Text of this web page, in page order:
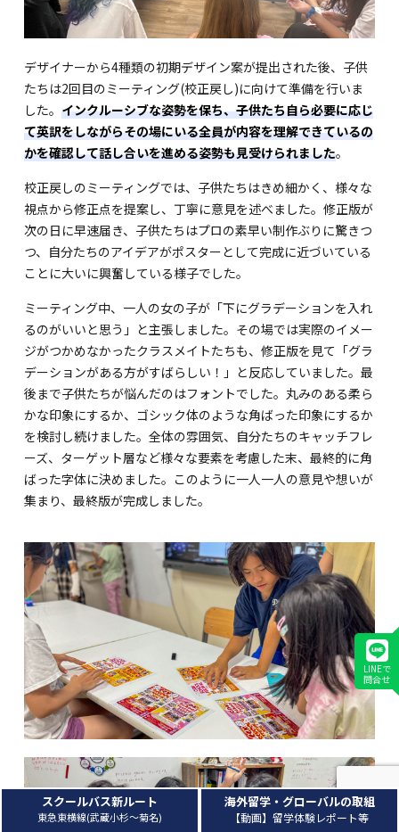
デザイナーから4種類の初期デザイン案が提出された後、子供
たちは2回目のミーティング(校正戻し)に向けて準備を行いま
した。 インクルーシブな姿勢を保ち、子供たち自ら必要に応じ
て英訳をしながらその場にいる全員が内容を理解できているの
かを確認して話し合いを進める姿勢も見受けられました。
校正戻しのミーティングでは、子供たちはきめ細かく、様々な
視点から修正点を提案し、丁寧に意見を述べました。修正版が
次の日に早速届き、子供たちはプロの素早い制作ぶりに驚きつ
つ、自分たちのアイデアがポスターとして完成に近づいている
ことに大いに興奮している様子でした。
ミーティング中、一人の女の子が「下にグラデーションを入れ
るのがいいと思う」と主張しました。その場では実際のイメー
ジがつかめなかったクラスメイトたちも、修正版を見て「グラ
デーションがある方がすばらしい！」と反応していました。最
後まで子供たちが悩んだのはフォントでした。丸みのある柔ら
かな印象にするか、ゴシック体のような角ばった印象にするか
を検討し続けました。全体の雰囲気、自分たちのキャッチフレ
ーズ、ターゲット層など様々な要素を考慮した末、最終的に角
ばった字体に決めました。このように一人一人の意見や想いが
集まり、最終版が完成しました。
LINEで
問合せ
スクールバス新ルート
東急東横線(武蔵小杉～菊名)
海外留学・グローバルの取組
【動画】留学体験レポート等